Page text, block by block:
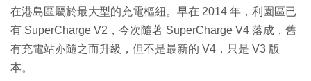
在港島區屬於最大型的充電樞紐。早在 2014 年，利園區已
有 SuperCharge V2，今次隨著 SuperCharge V4 落成，舊
有充電站亦隨之而升級，但不是最新的 V4，只是 V3 版
本。